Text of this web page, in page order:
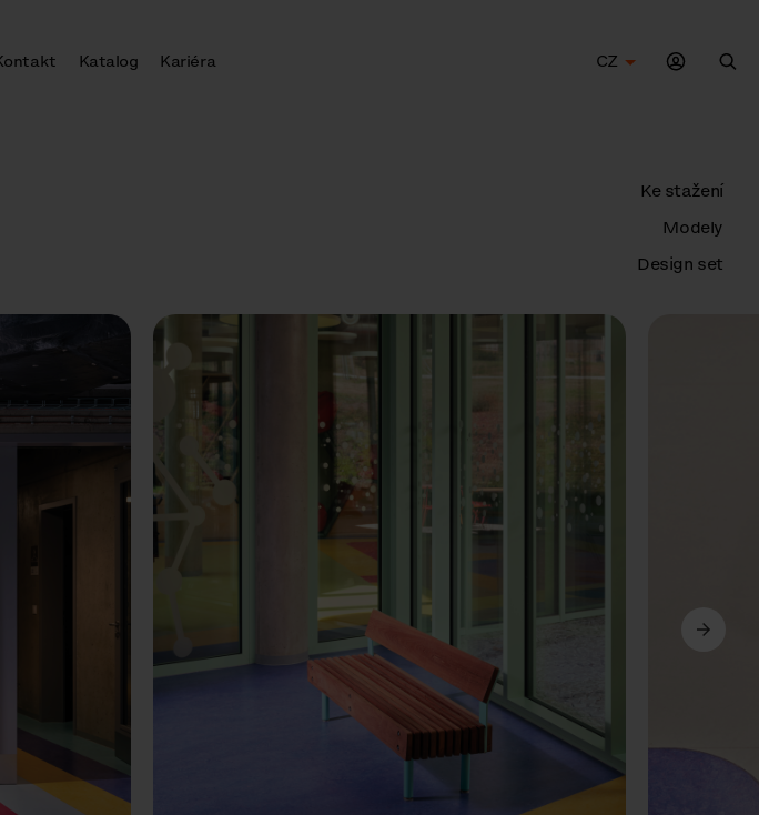
Katalog Kariéra
CZ
Ke stažení
Modely
Design set
Další